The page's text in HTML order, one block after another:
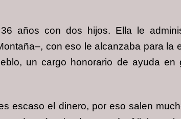
años con dos hijos. Ella le
con eso le alcanzaba para la
un cargo honorario de ayuda en
escaso el dinero, por eso salen